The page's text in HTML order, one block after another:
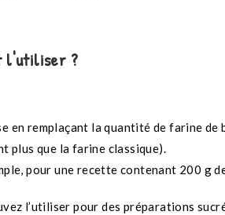
l'utiliser ?
en remplaçant la quantité de farine
plus que la farine classique).
pour une recette contenant 200 g
l’utiliser pour des préparations